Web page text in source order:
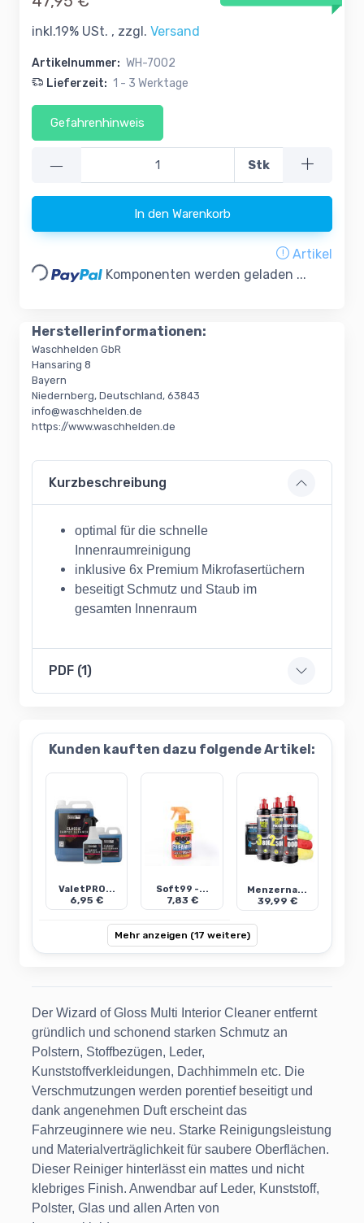
inkl.19% USt. , zzgl. Versand
Artikelnummer: WH-7002
Lieferzeit: 1 - 3 Werktage
Gefahrenhinweis
— Stk
In den Warenkorb
Artikel
Loading... Komponenten werden geladen ...
Herstellerinformationen:
Waschhelden GbR
Hansaring 8
Bayern
Niedernberg, Deutschland, 63843
info@waschhelden.de
https://www.waschhelden.de
Kurzbeschreibung
optimal für die schnelle
Innenraumreinigung
inklusive 6x Premium Mikrofasertüchern
beseitigt Schmutz und Staub im
gesamten Innenraum
PDF (1)
Kunden kauften dazu folgende Artikel:
ValetPRO...
6,95 €
Soft99 -...
7,83 €
Menzerna...
39,99 €
Mehr anzeigen (17 weitere)
Der Wizard of Gloss Multi Interior Cleaner entfernt
gründlich und schonend starken Schmutz an
Polstern, Stoffbezügen, Leder,
Kunststoffverkleidungen, Dachhimmeln etc. Die
Verschmutzungen werden porentief beseitigt und
dank angenehmen Duft erscheint das
Fahrzeuginnere wie neu. Starke Reinigungsleistung
und Materialverträglichkeit für saubere Oberflächen.
Dieser Reiniger hinterlässt ein mattes und nicht
klebriges Finish. Anwendbar auf Leder, Kunststoff,
Polster, Glas und allen Arten von